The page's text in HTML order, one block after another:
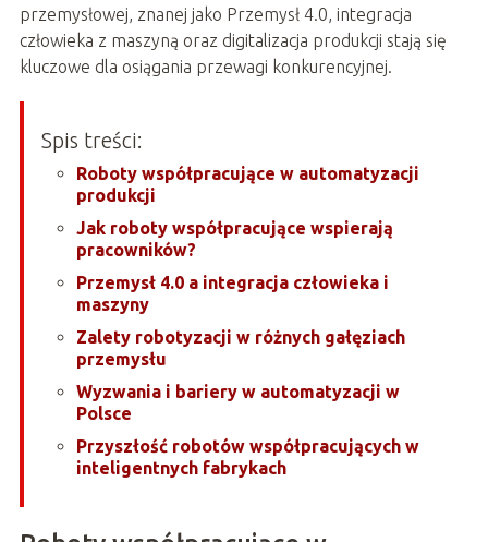
przemysłowej, znanej jako Przemysł 4.0, integracja
człowieka z maszyną oraz digitalizacja produkcji stają się
kluczowe dla osiągania przewagi konkurencyjnej.
Spis treści:
Roboty współpracujące w automatyzacji
produkcji
Jak roboty współpracujące wspierają
pracowników?
Przemysł 4.0 a integracja człowieka i
maszyny
Zalety robotyzacji w różnych gałęziach
przemysłu
Wyzwania i bariery w automatyzacji w
Polsce
Przyszłość robotów współpracujących w
inteligentnych fabrykach